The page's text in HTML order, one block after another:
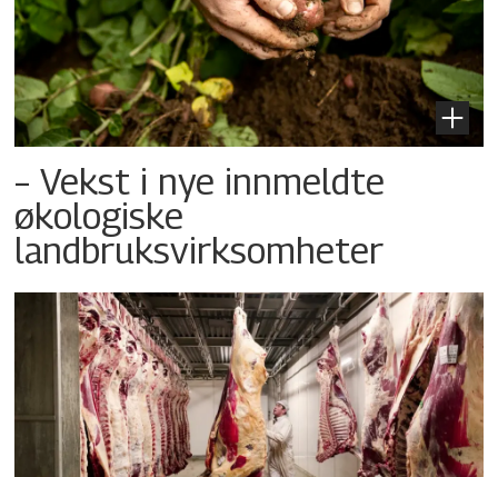
– Vekst i nye innmeldte
økologiske
landbruksvirksomheter